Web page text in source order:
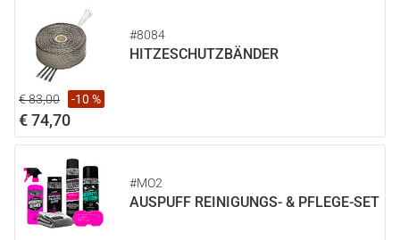
#8084
HITZESCHUTZBÄNDER
€ 83,00 -10 %
€ 74,70
#MO2
AUSPUFF REINIGUNGS- & PFLEGE-SET